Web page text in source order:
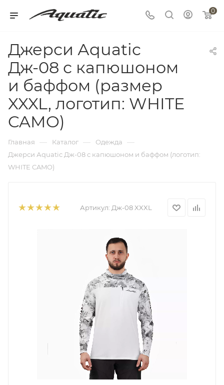
0
Джерси Аquatic
Дж-08 с капюшоном
и баффом (размер
XXXL, логотип: WHITE
CAMO)
Главная — Каталог — Одежда —
Джерси Аquatic Дж-08 с капюшоном и баффом (логотип:
WHITE CAMO)
Артикул: Дж-08 XXXL